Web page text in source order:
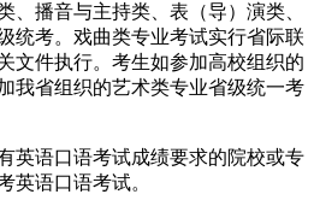
、播音与主持类、表（导）演类、
统考。戏曲类专业考试实行省际联
文件执行。考生如参加高校组织的
我省组织的艺术类专业省级统一考
英语口语考试成绩要求的院校或专
英语口语考试。